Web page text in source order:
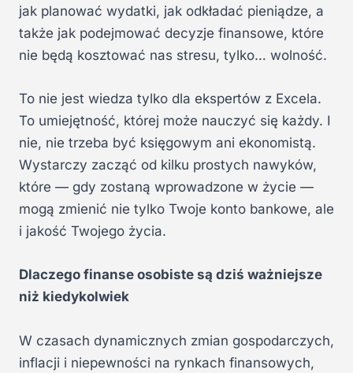
jak planować wydatki, jak odkładać pieniądze, a
także jak podejmować decyzje finansowe, które
nie będą kosztować nas stresu, tylko… wolność.
To nie jest wiedza tylko dla ekspertów z Excela.
To umiejętność, której może nauczyć się każdy. I
nie, nie trzeba być księgowym ani ekonomistą.
Wystarczy zacząć od kilku prostych nawyków,
które — gdy zostaną wprowadzone w życie —
mogą zmienić nie tylko Twoje konto bankowe, ale
i jakość Twojego życia.
Dlaczego finanse osobiste są dziś ważniejsze
niż kiedykolwiek
W czasach dynamicznych zmian gospodarczych,
inflacji i niepewności na rynkach finansowych,